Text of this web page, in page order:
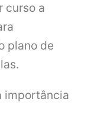
curso a
plano de
importância